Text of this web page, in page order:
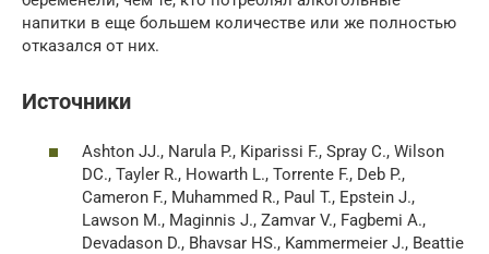
напитки в еще большем количестве или же полностью
отказался от них.
Источники
Ashton JJ., Narula P., Kiparissi F., Spray C., Wilson
DC., Tayler R., Howarth L., Torrente F., Deb P.,
Cameron F., Muhammed R., Paul T., Epstein J.,
Lawson M., Maginnis J., Zamvar V., Fagbemi A.,
Devadason D., Bhavsar HS., Kammermeier J., Beattie